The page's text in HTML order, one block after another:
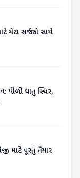
મેટા સર્જકો સાથે
પીળી ધાતુ સ્થિર,
માટે પૂરતું તૈયાર